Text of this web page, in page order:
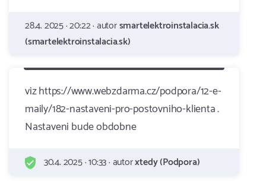
28.4. 2025 · 20:22 · autorsmartelektroinstalacia.sk
(smartelektroinstalacia.sk)
viz https://www.webzdarma.cz/podpora/12-e-
maily/182-nastaveni-pro-postovniho-klienta .
Nastaveni bude obdobne
30.4. 2025 · 10:33 · autorxtedy (Podpora)